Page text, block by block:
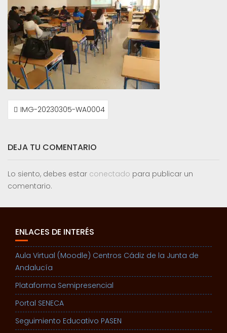
NAVEGACIÓN
DEIMG-20230305-WA0004
DEJA TU COMENTARIO
Lo siento, debes estar conectado para publicar un
comentario.
ENLACES DE INTERÉS
Aula Virtual (Moodle) Centros Cádiz de la Junta de
Andalucía
Plataforma Semipresencial
Portal SENECA
Seguimiento Educativo PASEN